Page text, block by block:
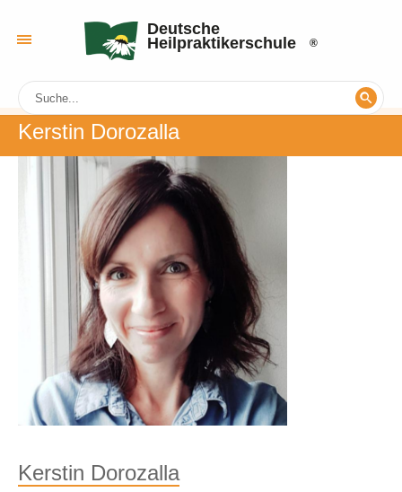
Deutsche
Heilpraktikerschule
Kerstin Dorozalla
Kerstin Dorozalla